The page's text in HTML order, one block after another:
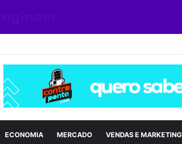
ECONOMIA MERCADO VENDAS E MARKETING